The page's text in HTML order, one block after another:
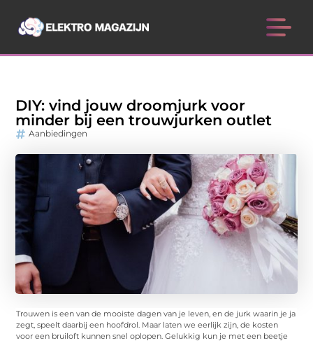
DIY: vind jouw droomjurk voor
minder bij een trouwjurken outlet
Aanbiedingen
Trouwen is een van de mooiste dagen van je leven, en de jurk waarin je ja
zegt, speelt daarbij een hoofdrol. Maar laten we eerlijk zijn, de kosten
voor een bruiloft kunnen snel oplopen. Gelukkig kun je met een beetje